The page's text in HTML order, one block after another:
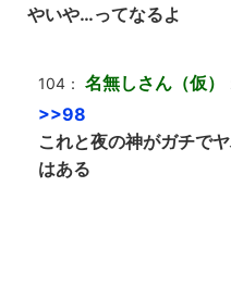
やいや…ってなるよ
104： 名無しさん（仮）
>>98
これと夜の神がガチで
はある